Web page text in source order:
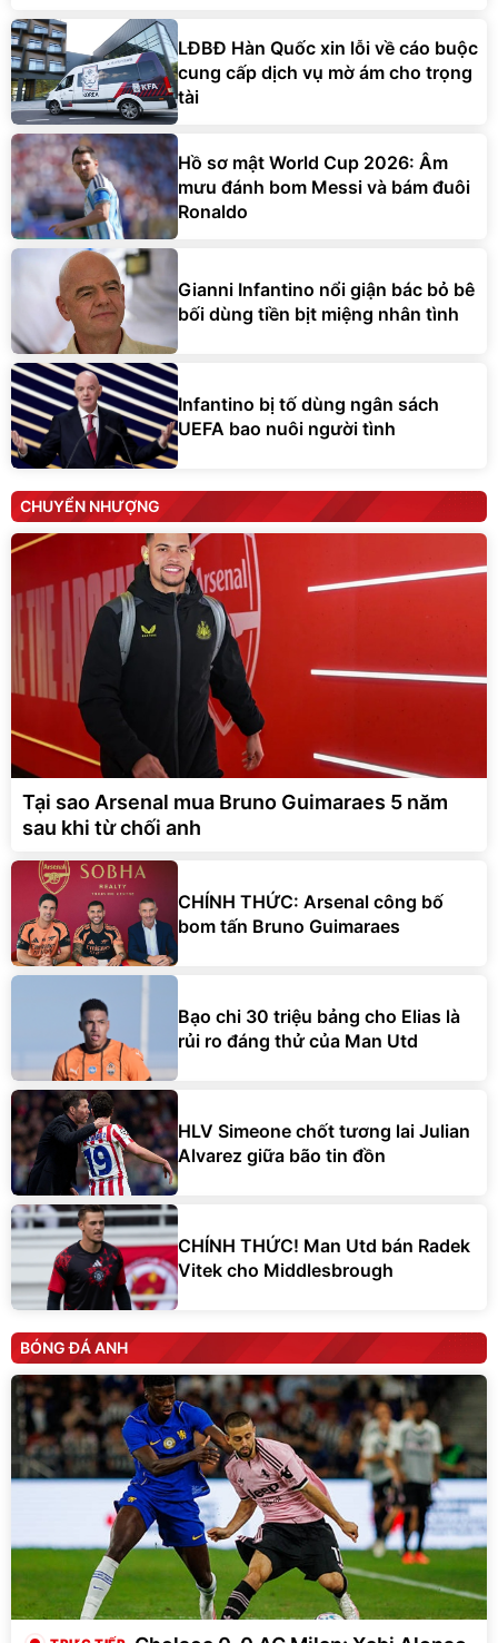
LĐBĐ Hàn Quốc xin lỗi về cáo buộc
cung cấp dịch vụ mờ ám cho trọng
tài
Hồ sơ mật World Cup 2026: Âm
mưu đánh bom Messi và bám đuôi
Ronaldo
Gianni Infantino nổi giận bác bỏ bê
bối dùng tiền bịt miệng nhân tình
Infantino bị tố dùng ngân sách
UEFA bao nuôi người tình
CHUYỂN NHƯỢNG
Tại sao Arsenal mua Bruno Guimaraes 5 năm
sau khi từ chối anh
CHÍNH THỨC: Arsenal công bố
bom tấn Bruno Guimaraes
Bạo chi 30 triệu bảng cho Elias là
rủi ro đáng thử của Man Utd
HLV Simeone chốt tương lai Julian
Alvarez giữa bão tin đồn
CHÍNH THỨC! Man Utd bán Radek
Vitek cho Middlesbrough
BÓNG ĐÁ ANH